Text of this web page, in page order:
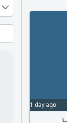
1 day ago